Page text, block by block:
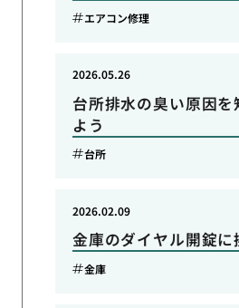
エアコン修理
台所排水の臭い原因を
よう
2026.05.26
台所
金庫のダイヤル開錠に
2026.02.09
金庫